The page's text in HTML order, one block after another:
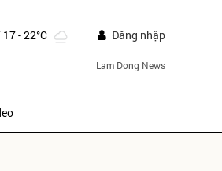
- 22°C Đăng nhập
Lam Dong News